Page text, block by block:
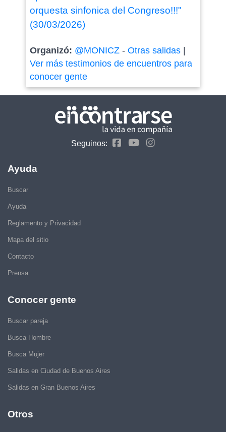
orquesta sinfonica del Congreso!!!"
(30/03/2026)
Organizó: @MONICZ- Otras salidas|
Ver más testimonios de encuentros para
conocer gente
Seguinos:
Ayuda
Buscar
Ayuda
Reglamento y Privacidad
Mapa del sitio
Contacto
Prensa
Conocer gente
Buscar pareja
Busca Hombre
Busca Mujer
Salidas en Ciudad de Buenos Aires
Salidas en Gran Buenos Aires
Otros